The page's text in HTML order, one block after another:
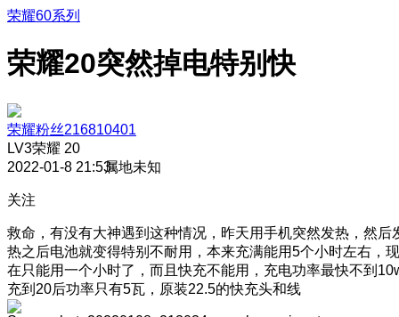
荣耀60系列
荣耀20突然掉电特别快
荣耀粉丝216810401
LV3荣耀 20
2022-01-8 21:53属地未知
关注
救命，有没有大神遇到这种情况，昨天用手机突然发热，然后
热之后电池就变得特别不耐用，本来充满能用5个小时左右，现
在只能用一个小时了，而且快充不能用，充电功率最快不到
充到20后功率只有5瓦，原装22.5的快充头和线